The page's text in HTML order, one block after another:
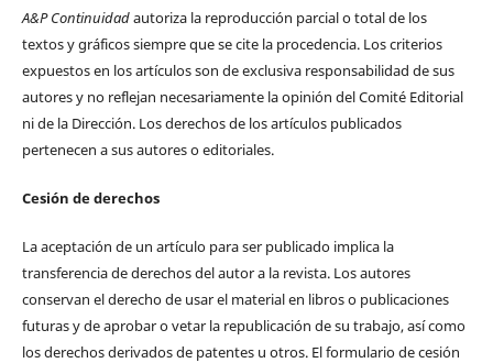
A&P Continuidadautoriza la reproducción parcial o total de los
textos y gráficos siempre que se cite la procedencia. Los criterios
expuestos en los artículos son de exclusiva responsabilidad de sus
autores y no reflejan necesariamente la opinión del Comité Editorial
ni de la Dirección. Los derechos de los artículos publicados
pertenecen a sus autores o editoriales.
Cesión de derechos
La aceptación de un artículo para ser publicado implica la
transferencia de derechos del autor a la revista. Los autores
conservan el derecho de usar el material en libros o publicaciones
futuras y de aprobar o vetar la republicación de su trabajo, así como
los derechos derivados de patentes u otros. El formulario de cesión